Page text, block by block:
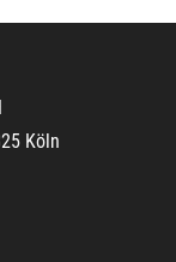
Köln